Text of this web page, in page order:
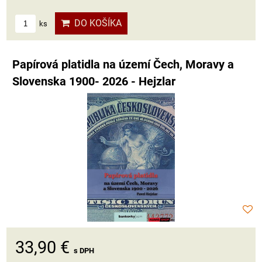
ks DO KOŠÍKA
Papírová platidla na území Čech, Moravy a
Slovenska 1900- 2026 - Hejzlar
33,90 € s DPH